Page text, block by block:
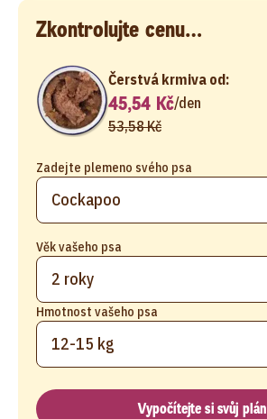
Zkontrolujte cenu…
Zadejte plemeno svého psa
Věk vašeho psa
2 roky
Hmotnost vašeho psa
12-15 kg
Čerstvá krmiva od:
45,54 Kč/den
53,58 Kč
Vypočítejte si svůj plán